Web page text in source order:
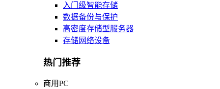
入门级智能存储
数据备份与保护
高密度存储型服务器
存储网络设备
热门推荐
商用PC